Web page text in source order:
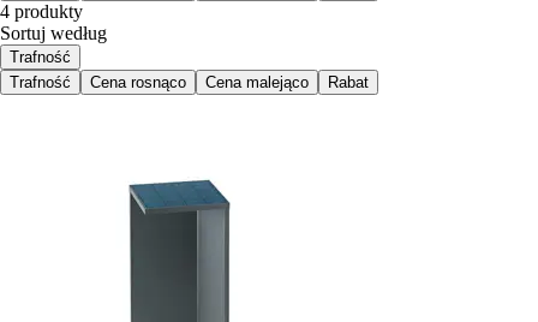
4 produkty
Sortuj według
Trafność
Trafność
Cena rosnąco Cena malejąco Rabat